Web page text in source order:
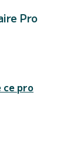
Pro
ce pro